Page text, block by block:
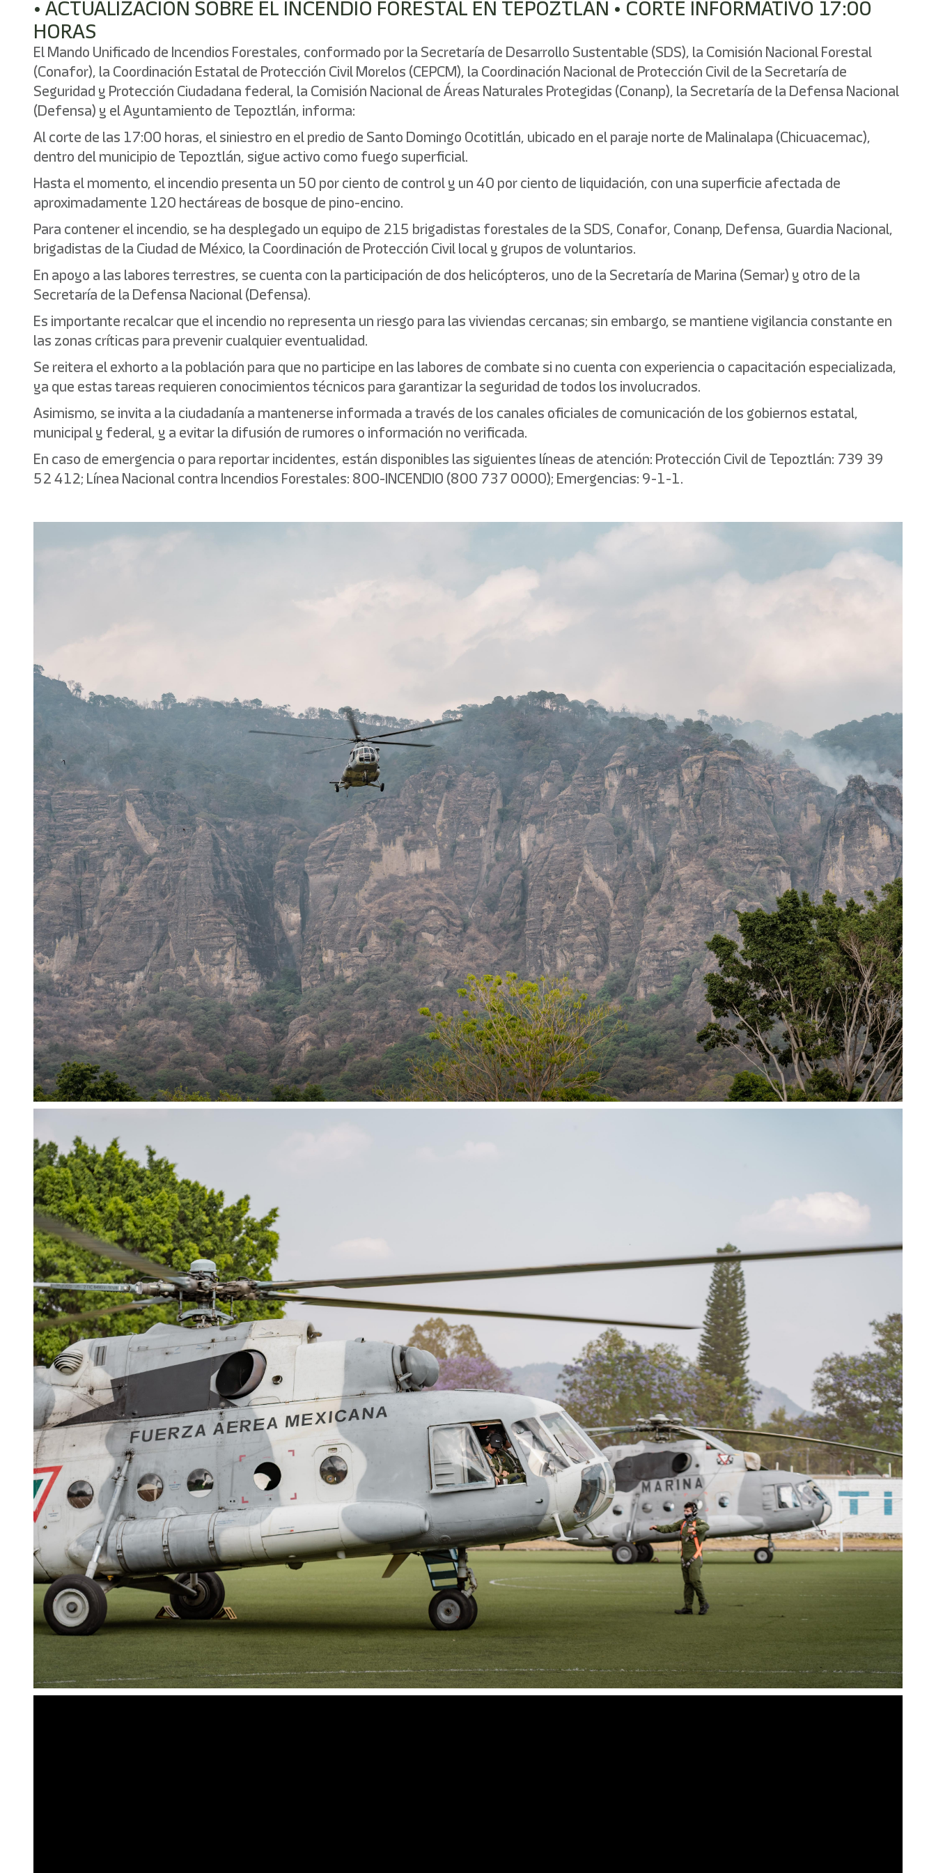
• ACTUALIZACIÓN SOBRE EL INCENDIO FORESTAL EN TEPOZTLÁN • CORTE INFORMATIVO 17:00
HORAS
El Mando Unificado de Incendios Forestales, conformado por la Secretaría de Desarrollo Sustentable (SDS), la Comisión Nacional Forestal
(Conafor), la Coordinación Estatal de Protección Civil Morelos (CEPCM), la Coordinación Nacional de Protección Civil de la Secretaría de
Seguridad y Protección Ciudadana federal, la Comisión Nacional de Áreas Naturales Protegidas (Conanp), la Secretaría de la Defensa Nacional
(Defensa) y el Ayuntamiento de Tepoztlán, informa:
Al corte de las 17:00 horas, el siniestro en el predio de Santo Domingo Ocotitlán, ubicado en el paraje norte de Malinalapa (Chicuacemac),
dentro del municipio de Tepoztlán, sigue activo como fuego superficial.
Hasta el momento, el incendio presenta un 50 por ciento de control y un 40 por ciento de liquidación, con una superficie afectada de
aproximadamente 120 hectáreas de bosque de pino-encino.
Para contener el incendio, se ha desplegado un equipo de 215 brigadistas forestales de la SDS, Conafor, Conanp, Defensa, Guardia Nacional,
brigadistas de la Ciudad de México, la Coordinación de Protección Civil local y grupos de voluntarios.
En apoyo a las labores terrestres, se cuenta con la participación de dos helicópteros, uno de la Secretaría de Marina (Semar) y otro de la
Secretaría de la Defensa Nacional (Defensa).
Es importante recalcar que el incendio no representa un riesgo para las viviendas cercanas; sin embargo, se mantiene vigilancia constante en
las zonas críticas para prevenir cualquier eventualidad.
Se reitera el exhorto a la población para que no participe en las labores de combate si no cuenta con experiencia o capacitación especializada,
ya que estas tareas requieren conocimientos técnicos para garantizar la seguridad de todos los involucrados.
Asimismo, se invita a la ciudadanía a mantenerse informada a través de los canales oficiales de comunicación de los gobiernos estatal,
municipal y federal, y a evitar la difusión de rumores o información no verificada.
En caso de emergencia o para reportar incidentes, están disponibles las siguientes líneas de atención: Protección Civil de Tepoztlán: 739 39
52 412; Línea Nacional contra Incendios Forestales: 800-INCENDIO (800 737 0000); Emergencias: 9-1-1.